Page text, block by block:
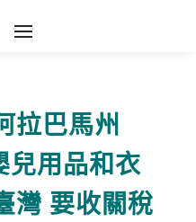
拉巴馬州
用品和衣
灣 要收關稅